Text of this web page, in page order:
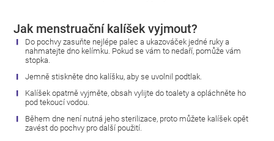
Jak menstruační kalíšek vyjmout?
Do pochvy zasuňte nejlépe palec a ukazováček jedné ruky a
nahmatejte dno kelímku. Pokud se vám to nedaří, pomůže vám
stopka.
Jemně stiskněte dno kalíšku, aby se uvolnil podtlak.
Kalíšek opatrně vyjměte, obsah vylijte do toalety a opláchněte ho
pod tekoucí vodou.
Během dne není nutná jeho sterilizace, proto můžete kalíšek opět
zavést do pochvy pro další použití.